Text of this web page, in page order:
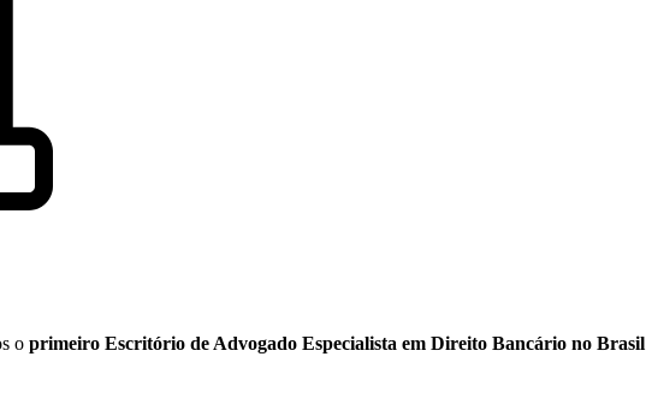
o primeiro Escritório de Advogado Especialista em Direito Bancário no Brasil